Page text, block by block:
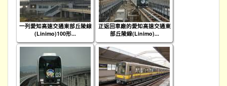
一列愛知高速交通東部丘陵線
(Linimo)100形...
正返回車廠的愛知高速交通東
部丘陵線(Linimo)...